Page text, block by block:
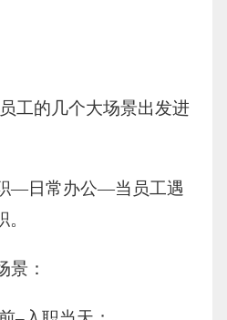
工的几个大场景出发进
—日常办公—当员工遇
景：